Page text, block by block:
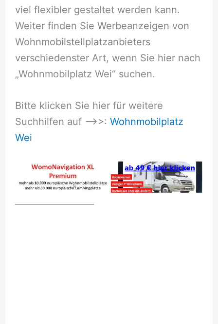
viel flexibler gestaltet werden kann.
Weiter finden Sie Werbeanzeigen von
Wohnmobilstellplatzanbieters
verschiedenster Art, wenn Sie hier nach
„Wohnmobilplatz Wei“ suchen.
Bitte klicken Sie hier für weitere
Suchhilfen auf –>>: Wohnmobilplatz
Wei